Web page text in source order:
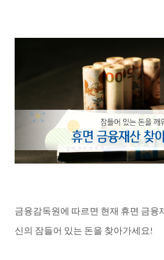
금융감독원에 따르면 현재 휴면 금융
신의 잠들어 있는 돈을 찾아가세요 !